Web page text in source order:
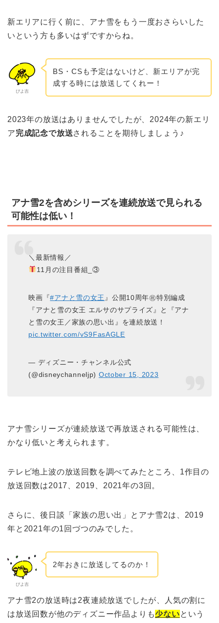
新エリアに行く前に、アナ雪をもう一度おさらいした
いという方も多いはずですからね。
ぴよ吉
BS・CSも予定はないけど、新エリアが完
成する時には放送してくれー！
2023年の放送はありませんでしたが、2024年の新エリ
ア完成記念で放送されることを期待しましょう♪
アナ雪2を含めシリーズを連続放送で見られる
可能性は低い！
＼最新情報／
11月の注目番組_③
映画『#アナと雪の女王 』公開10周年㊗特別編成
『アナと雪の女王 エルサのサプライズ』と『アナ
と雪の女王／家族の思い出』を連続放送！
pic.twitter.com/vS9FasAGLE
— ディズニー・チャンネル公式
(@disneychanneljp) October 15, 2023
アナ雪シリーズが連続放送で再放送される可能性は、
かなり低いと考えられます。
テレビ地上波の放送回数を調べてみたところ、1作目の
放送回数は2017、2019、2021年の3回。
さらに、後日談「家族の思い出」とアナ雪2は、2019
年と2021年の1回づつのみでした。
ぴよ吉
2年おきに放送してるのか！
アナ雪2の放送時は2夜連続放送でしたが、人気の割に
は放送回数が他のディズニー作品よりも少ないという